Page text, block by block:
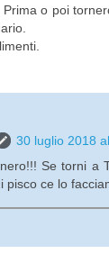
o poi
30 luglio 2018
Se torni a
pisco ce lo